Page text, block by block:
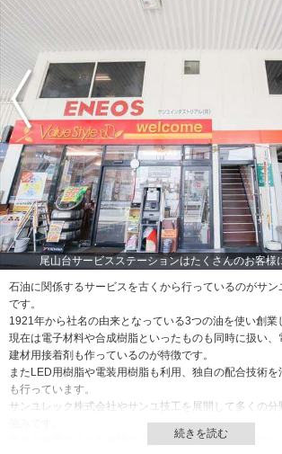
尾山台サービスステーションはたくさんのお客様
石油に関係するサービスを古くから行っているのがサ
です。
1921年から社名の由来となっている3つの油を使い創業
現在は電子材料や合成樹脂といったものも同時に扱い
建材用接着剤も作っているのが特徴です。
またLED用樹脂や電装用樹脂も利用、独自の配合技術
も行っています。
サンユレック株式会社やサンユ技工を展開して多くの
年月が経過するとお客様のニーズも多様化するのですが